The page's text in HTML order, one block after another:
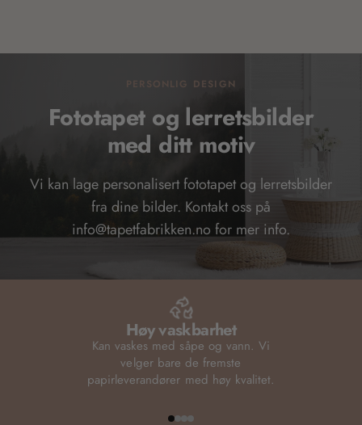
PERSONLIG DESIGN
Fototapet og lerretsbilder
med ditt motiv
Vi kan lage personalisert fototapet og lerretsbilder
fra dine bilder. Kontakt oss på
info@tapetfabrikken.no for mer info.
Høy vaskbarhet
Kan vaskes med såpe og vann. Vi
velger bare de fremste
papirleverandører med høy kvalitet.